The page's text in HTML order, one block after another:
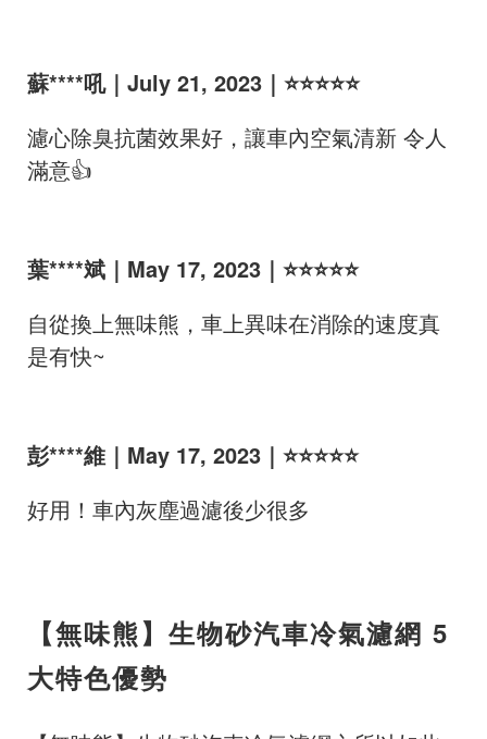
蘇****吼｜July 21, 2023｜⭐⭐⭐⭐⭐
濾心除臭抗菌效果好，讓車內空氣清新 令人
滿意👍
葉****斌｜May 17, 2023｜⭐⭐⭐⭐⭐
自從換上無味熊，車上異味在消除的速度真
是有快~
彭****維｜May 17, 2023｜⭐⭐⭐⭐⭐
好用！車內灰塵過濾後少很多
【無味熊】生物砂汽車冷氣濾網 5
大特色優勢